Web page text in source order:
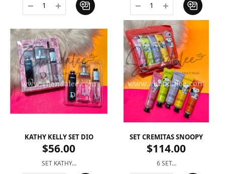
KATHY KELLY SET DIO
$56.00
SET KATHY…
SET CREMITAS SNOOPY
$114.00
6 SET…